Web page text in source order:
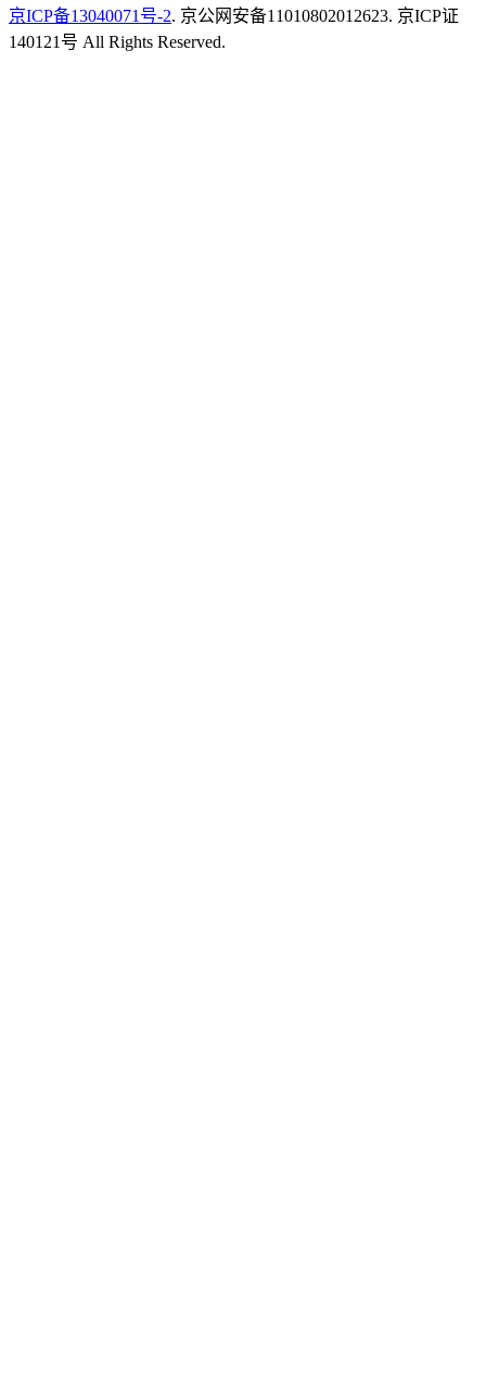
京ICP备13040071号-2. 京公网安备11010802012623. 京ICP证
140121号 All Rights Reserved.